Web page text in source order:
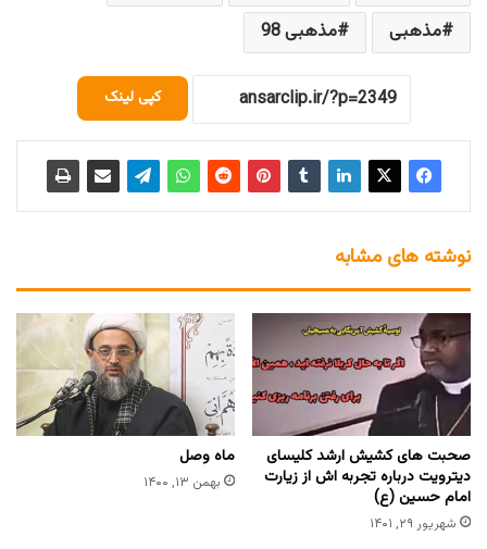
مذهبی
مذهبی 98
کپی لینک
نوشته های مشابه
صحبت‌ های کشیش ارشد کلیسای
دیترویت درباره تجربه اش از زیارت
امام حسین (ع)
شهریور ۲۹, ۱۴۰۱
ماه وصل
بهمن ۱۳, ۱۴۰۰